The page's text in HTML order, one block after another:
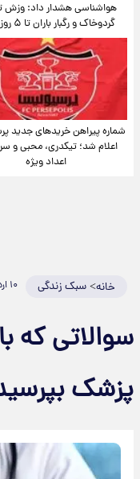
هواشناسی هشدار داد: وزش
گردوخاک و رگبار باران تا ۵ روز آینده
شماره پیراهن خریدهای جدید
اعلام شد؛ تیکدری، محبی و
اعداد ویژه
خانه>سبک زندگی ۱۰ اردیبهشت ۱۴۰۴
سوالاتی که
پزشک